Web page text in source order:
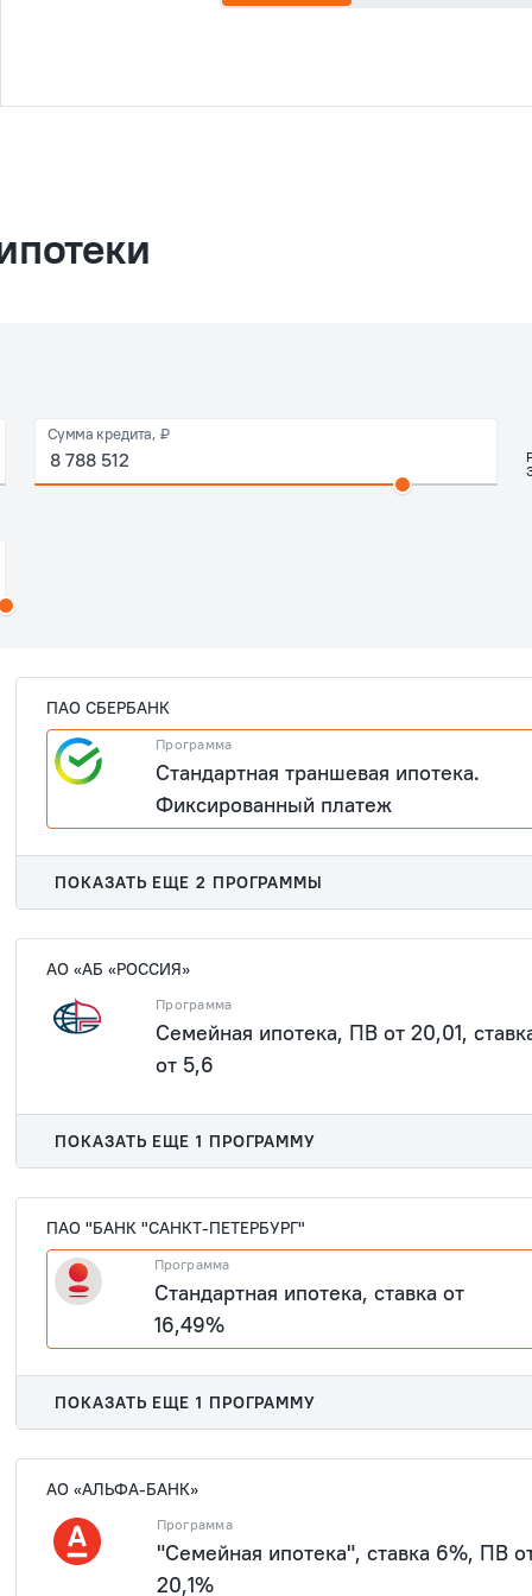
Сумма кредита, ₽
ПАО СБЕРБАНК
Программа
Стандартная траншевая ипотека.
Фиксированный платеж
ПОКАЗАТЬ ЕЩЕ 2 ПРОГРАММЫ
АО «АБ «РОССИЯ»
Программа
Семейная ипотека, ПВ от 20,01,
от 5,6
ПОКАЗАТЬ ЕЩЕ 1 ПРОГРАММУ
ПАО "БАНК "САНКТ-ПЕТЕРБУРГ"
Программа
Стандартная ипотека, ставка от
16,49%
1 933
ПОКАЗАТЬ ЕЩЕ 1 ПРОГРАММУ
АО «АЛЬФА-БАНК»
Программа
"Семейная ипотека", ставка 6%, ПВ
20,1%